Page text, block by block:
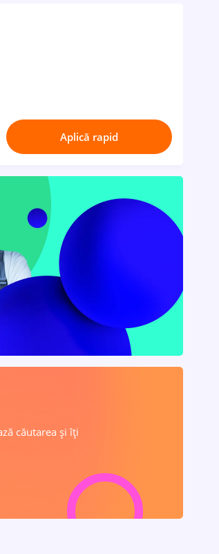
Aplică rapid
căutarea și îți